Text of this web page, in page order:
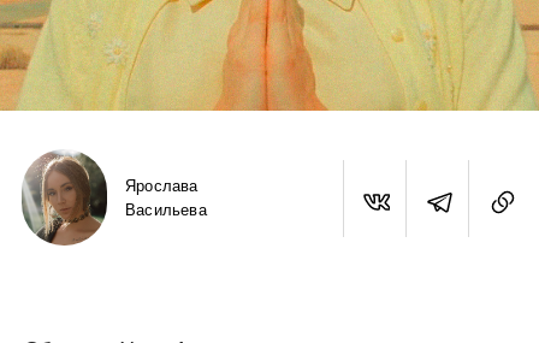
Ярослава
Васильева